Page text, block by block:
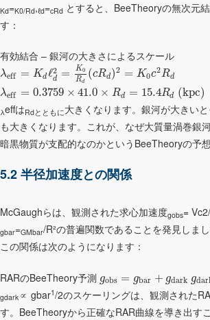
Kd=K0/Rd,ℓd=cRd とすると、BeeTheoryの無次元
す：
有効結合 – 銀河の大きさによるスケール
λeff = Kdℓ2
d = K0
Rd
(cRd)2 = K0c2Rd
λeff = 0.3759 × 41.0 × Rd = 15.4Rd (kpc)
λeffはRdとともに大きくなります。銀河が大きい
も大きくなります。これが、なぜ大質量渦巻銀
暗黒物質が支配的なのかというBeeTheoryの予想
5.2 半径加速度との関係
McGaughらは、観測された求心加速度gobs= Vc2/
gbar=GMbar/R²の普遍関数であることを発見しま
この関係は次のようになります：
RARのBeeTheory予測 gobs = gbar + gdark gdar
gdark ∝ gbar1/2のスケーリングは、観測された
す。BeeTheoryから正確なRAR曲線を導き出す